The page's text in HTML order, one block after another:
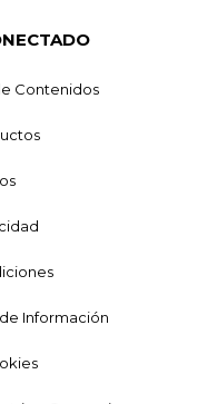
Contenidos
Información